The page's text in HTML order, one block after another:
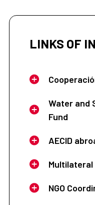
LINKS OF
Water and
Fund
AECID
NGO